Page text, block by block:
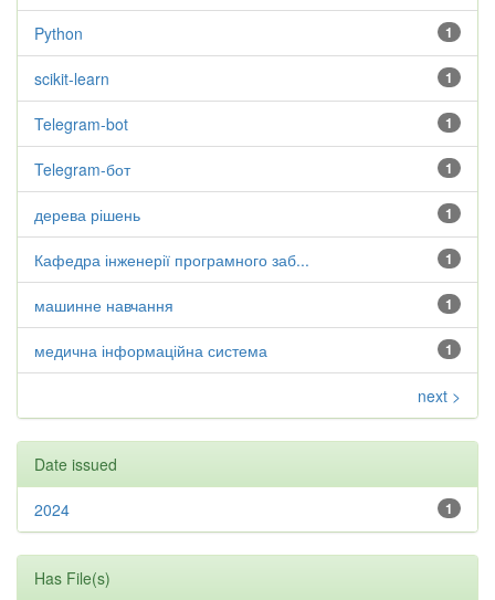
1
Python
1
scikit-learn
1
Telegram-bot
1
Telegram-бот
1
дерева рішень
1
Кафедра інженерії програмного заб...
1
машинне навчання
1
медична інформаційна система
next >
Date issued
1
2024
Has File(s)